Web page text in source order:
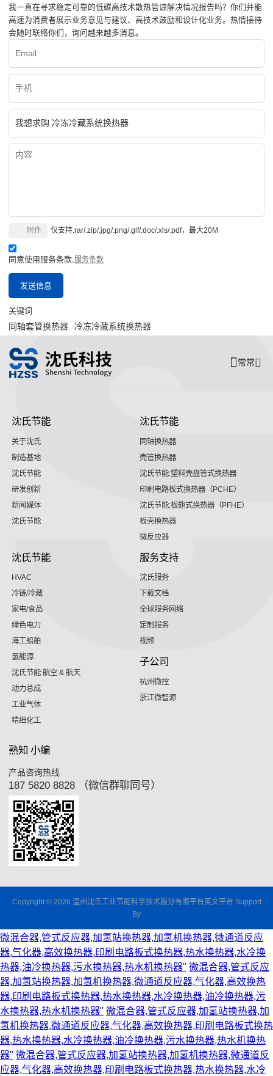
我一直在寻求稳定可靠的低碳高技术散热管谅解决情况报告吗？你们并能
高速为消费者展示业务意见与建议、高技术鼓励和设计化业务。热情接待
会随时联络你们，询问越来越多消息。
仅支持.rar/.zip/.jpg/.png/.gif/.doc/.xls/.pdf，最大20M
附件
同意使用服务条款, 服务条款
发送信息
关键词
同轴套管换热器 冷冻冷藏系统换热器
常常
沈氏节能
关于沈氏
制造基地
沈氏节能
研发创新
新闻媒体
沈氏节能
沈氏节能
同轴换热器
壳管换热器
沈氏节能:塑料壳盘管式换热器
印刷电路板式换热器（PCHE）
沈氏节能:板翅式换热器（PFHE）
板壳换热器
微反应器
沈氏节能
HVAC
冷链/冷藏
家电/食品
绿色电力
海工船舶
氢能源
沈氏节能:航空 & 航天
动力总成
工业气体
精细化工
服务支持
沈氏服务
下载文档
全球服务网络
定制服务
视频
子公司
杭州微控
浙江微智源
熟知 小编
产品咨询热线
187 5820 8828 （微信群聊同号）
Copyright © 2026 温州沈氏工业节能科学技术股分有限平台英文平台 Support
By
微混合器,管式反应器,加氢站换热器,加氢机换热器,微通道反应
器,气化器,高效换热器,印刷电路板式换热器,热水换热器,水冷换
热器,油冷换热器,污水换热器,热水机换热器" 微混合器,管式反应
器,加氢站换热器,加氢机换热器,微通道反应器,气化器,高效换热
器,印刷电路板式换热器,热水换热器,水冷换热器,油冷换热器,污
水换热器,热水机换热器" 微混合器,管式反应器,加氢站换热器,加
氢机换热器,微通道反应器,气化器,高效换热器,印刷电路板式换热
器,热水换热器,水冷换热器,油冷换热器,污水换热器,热水机换热
器" 微混合器,管式反应器,加氢站换热器,加氢机换热器,微通道反
应器,气化器,高效换热器,印刷电路板式换热器,热水换热器,水冷